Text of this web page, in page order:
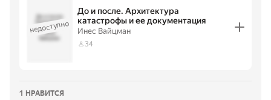
До и после.
Архитектура
катастрофы и
ее
я
·
Инес
недоступно
До и после. Архитектура
катастрофы и ее документация
Инес Вайцман
34
1 НРАВИТСЯ